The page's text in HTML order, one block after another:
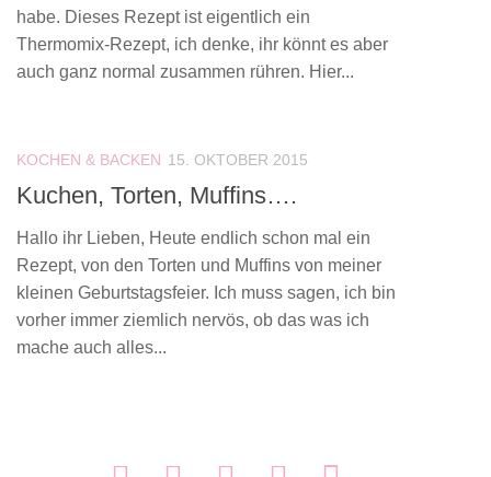
habe. Dieses Rezept ist eigentlich ein
Thermomix-Rezept, ich denke, ihr könnt es aber
auch ganz normal zusammen rühren. Hier...
KOCHEN & BACKEN 15. OKTOBER 2015
Kuchen, Torten, Muffins….
Hallo ihr Lieben, Heute endlich schon mal ein
Rezept, von den Torten und Muffins von meiner
kleinen Geburtstagsfeier. Ich muss sagen, ich bin
vorher immer ziemlich nervös, ob das was ich
mache auch alles...